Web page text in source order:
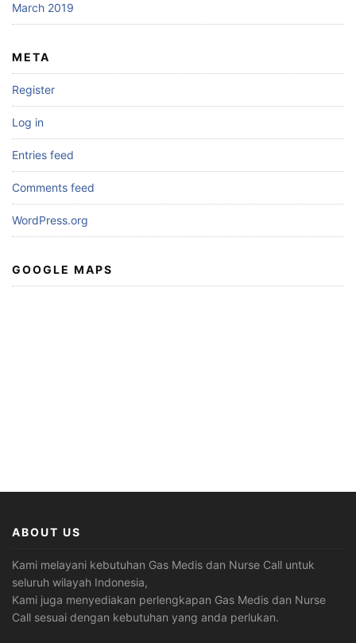
March 2019
META
Register
Log in
Entries feed
Comments feed
WordPress.org
GOOGLE MAPS
ABOUT US
Kami melayani kebutuhan Gas Medis dan Nurse Call untuk
seluruh wilayah Indonesia,
Kami juga menyediakan perlengkapan Gas Medis dan Nurse
Call sesuai dengan kebutuhan yang anda perlukan.